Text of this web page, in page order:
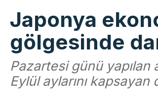
Japonya
gölgesinde
Pazartesi günü
Eylül aylarını kapsayan